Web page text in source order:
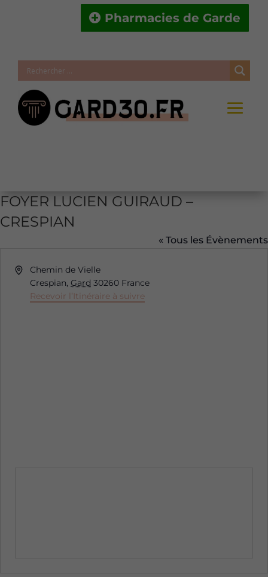
Pharmacies de Garde
FOYER LUCIEN GUIRAUD –
CRESPIAN
« Tous les Évènements
AdresseChemin de Vielle
Crespian, Gard 30260 France
Recevoir l’Itinéraire à suivre